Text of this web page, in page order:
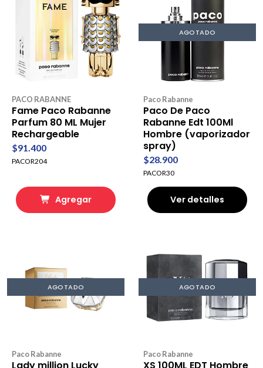
PACO RABANNE
Fame Paco Rabanne
Parfum 80 ML Mujer
Rechargeable
$91.400
PACOR204
Agregar
AGOTADO
Paco Rabanne
Paco De Paco
Rabanne Edt 100Ml
Hombre (vaporizador
spray)
$28.900
PACOR30
Ver detalles
AGOTADO
Paco Rabanne
Lady million Lucky
AGOTADO
Paco Rabanne
XS 100ML EDT Hombre